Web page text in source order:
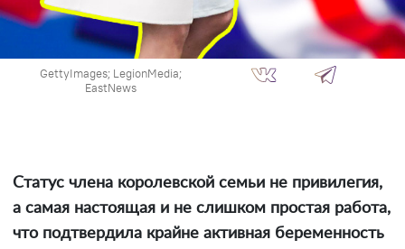
GettyImages; LegionMedia;
EastNews
Статус члена королевской семьи не привилегия,
а самая настоящая и не слишком простая работа,
что подтвердила крайне активная беременность